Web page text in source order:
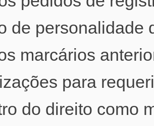
de personalidade
marcários
para
do direito como